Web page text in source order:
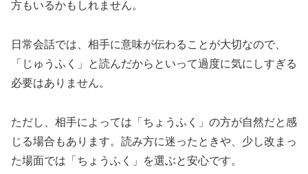
方もいるかもしれません。
日常会話では、相手に意味が伝わることが大切なので、
「じゅうふく」と読んだからといって過度に気にしすぎる
必要はありません。
ただし、相手によっては「ちょうふく」の方が自然だと感
じる場合もあります。読み方に迷ったときや、少し改まっ
た場面では「ちょうふく」を選ぶと安心です。